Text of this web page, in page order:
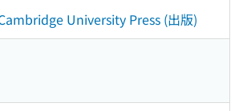
University Press (出版)